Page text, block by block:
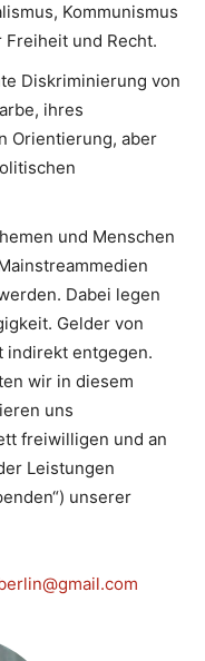
Kommunismus
und Recht.
Diskriminierung von
ihres
Orientierung, aber
und Menschen
Dabei legen
Gelder von
indirekt entgegen.
wir in diesem
uns
freiwilligen und an
Leistungen
unserer